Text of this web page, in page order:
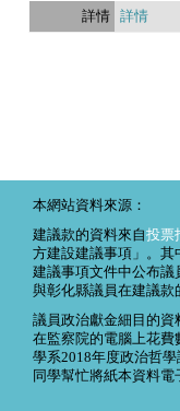
詳情
本網站資料來源：
建議款的資料來自投票
方建設建議事項」。
建議事項文件中公布
與彰化縣議員在建議款
議員政治獻金細目的資
在監察院的電腦上花
學系2018年度政治哲
同學幫忙將紙本資料電